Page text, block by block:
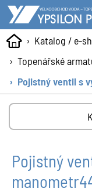
Katalog / e-
Topenářské
Pojistný ventil s
Pojistný